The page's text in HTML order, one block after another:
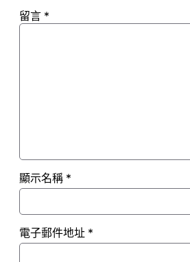
留言 *
顯示名稱 *
電子郵件地址 *